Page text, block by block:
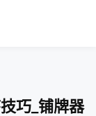
巧_铺牌器